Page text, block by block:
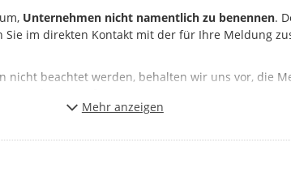
Unternehmen nicht namentlich zu benennen.
Sie im direkten Kontakt mit der für Ihre Meldung
nicht beachtet werden, behalten wir uns vor, die
Mehr anzeigen